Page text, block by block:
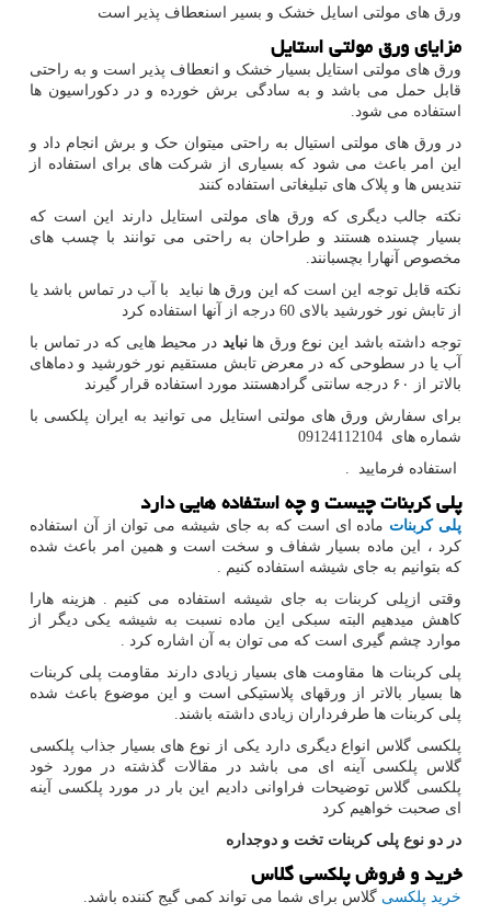
ورق های مولتی اسایل خشک و بسیر اسنعطاف پذیر است
مزایای ورق مولتی استایل
ورق های مولتی استایل بسیار خشک و انعطاف پذیر است و به راحتی
قابل حمل می باشد و به سادگی برش خورده و در دکوراسیون ها
استفاده می شود.
در ورق های مولتی استیال به راحتی میتوان حک و برش انجام داد و
این امر باعث می شود که بسیاری از شرکت های برای استفاده از
تندیس ها و پلاک های تبلیغاتی استفاده کنند
نکته جالب دیگری که ورق های مولتی استایل دارند این است که
بسیار چسنده هستند و طراحان به راحتی می توانند با چسب های
مخصوص آنهارا بچسبانند.
نکته قابل توجه این است که این ورق ها نباید با آب در تماس باشد یا
از تابش نور خورشید بالای 60 درجه از آنها استفاده کرد
توجه داشته باشد این نوع ورق هانباید در محیط هایی که در تماس با
آب یا در سطوحی که در معرض تابش مستقیم نور خورشید و دماهای
بالاتر از ۶۰ درجه سانتی گرادهستند مورد استفاده قرار گیرند
برای سفارش ورق های مولتی استایل می توانید به ایران پلکسی با
شماره های 09124112104
استفاده فرمایید
پلی کربنات چیست و چه استفاده هایی دارد
پلی کربنات ماده ای است که به جای شیشه می توان از آن استفاده
کرد ، این ماده بسیار شفاف و سخت است و همین امر باعث شده
که بتوانیم به جای شیشه استفاده کنیم .
وقتی ازپلی کربنات به جای شیشه استفاده می کنیم . هزینه هارا
کاهش میدهیم البته سبکی این ماده نسبت به شیشه یکی دیگر از
موارد چشم گیری است که می توان به آن اشاره کرد .
پلی کربنات ها مقاومت های بسیار زیادی دارند مقاومت پلی کربنات
ها بسیار بالاتر از ورقهای پلاستیکی است و این موضوع باعث شده
پلی کربنات ها طرفرداران زیادی داشته باشند.
پلکسی گلاس انواع دیگری دارد یکی از نوع های بسیار جذاب پلکسی
گلاس پلکسی آینه ای می باشد در مقالات گذشته در مورد خود
پلکسی گلاس توضیحات فراوانی دادیم این بار در مورد پلکسی آینه
ای صحبت خواهیم کرد
در دو نوع پلی کربنات تخت و دوجداره
خرید و فروش پلکسی گلاس
خرید پلکسی گلاس برای شما می تواند کمی گیج کننده باشد.